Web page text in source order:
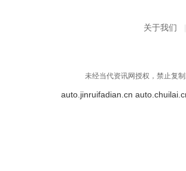
关于我们
未经当代资讯网授权，禁止复
auto.jinruifadian.cn